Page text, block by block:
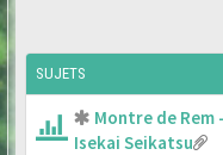
SUJETS
Montre de Rem
Isekai Seikatsu